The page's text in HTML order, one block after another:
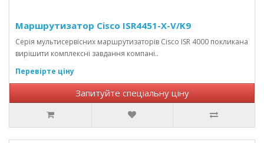
Маршрутизатор Cisco ISR4451-X-V/K9
Серія мультисервісних маршрутизаторів Cisco ISR 4000 покликана
вирішити комплексні завдання компані..
Перевірте ціну
Запитуйте спеціальну ціну